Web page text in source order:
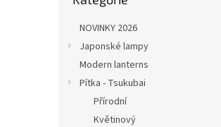
NOVINKY 2026
Japonské lampy
Modern lanterns
Pítka - Tsukubai
Přírodní
Květinový